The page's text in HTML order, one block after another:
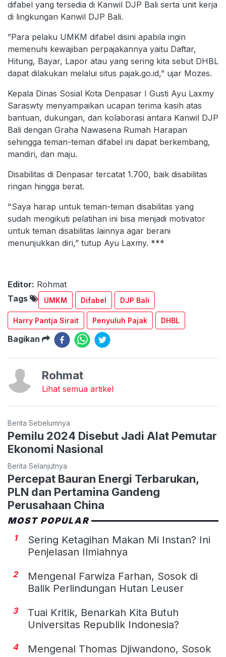
difabel yang tersedia di Kanwil DJP Bali serta unit kerja
di lingkungan Kanwil DJP Bali.
”Para pelaku UMKM difabel disini apabila ingin
memenuhi kewajiban perpajakannya yaitu Daftar,
Hitung, Bayar, Lapor atau yang sering kita sebut DHBL
dapat dilakukan melalui situs pajak.go.id,” ujar Mozes.
Kepala Dinas Sosial Kota Denpasar I Gusti Ayu Laxmy
Saraswty menyampaikan ucapan terima kasih atas
bantuan, dukungan, dan kolaborasi antara Kanwil DJP
Bali dengan Graha Nawasena Rumah Harapan
sehingga teman-teman difabel ini dapat berkembang,
mandiri, dan maju.
Disabilitas di Denpasar tercatat 1.700, baik disabilitas
ringan hingga berat.
"Saya harap untuk teman-teman disabilitas yang
sudah mengikuti pelatihan ini bisa menjadi motivator
untuk teman disabilitas lainnya agar berani
menunjukkan diri,” tutup Ayu Laxmy. ***
Editor: Rohmat
Tags
UMKM Difabel DJP Bali
Harry Pantja Sirait Penyuluh Pajak DHBL
Bagikan
Rohmat
Lihat semua artikel
Berita Sebelumnya
Pemilu 2024 Disebut Jadi Alat Pemutar
Ekonomi Nasional
Berita Selanjutnya
Percepat Bauran Energi Terbarukan,
PLN dan Pertamina Gandeng
Perusahaan China
MOST POPULAR
1
Sering Ketagihan Makan Mi Instan? Ini
Penjelasan Ilmiahnya
2
Mengenal Farwiza Farhan, Sosok di
Balik Perlindungan Hutan Leuser
3
Tuai Kritik, Benarkah Kita Butuh
Universitas Republik Indonesia?
4
Mengenal Thomas Djiwandono, Sosok